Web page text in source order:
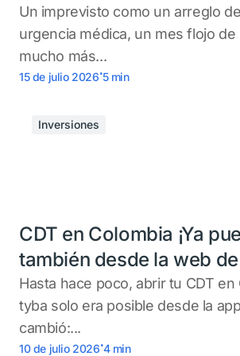
Un imprevisto como un arreglo
urgencia médica, un mes flojo
mucho más...
15 de julio 2026.5 min
Inversiones
CDT en Colombia ¡Ya
también desde la web
Hasta hace poco, abrir tu CDT en
tyba solo era posible desde la
cambió:...
10 de julio 2026.4 min